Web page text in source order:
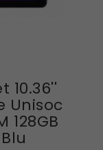
10.36''
Unisoc
128GB